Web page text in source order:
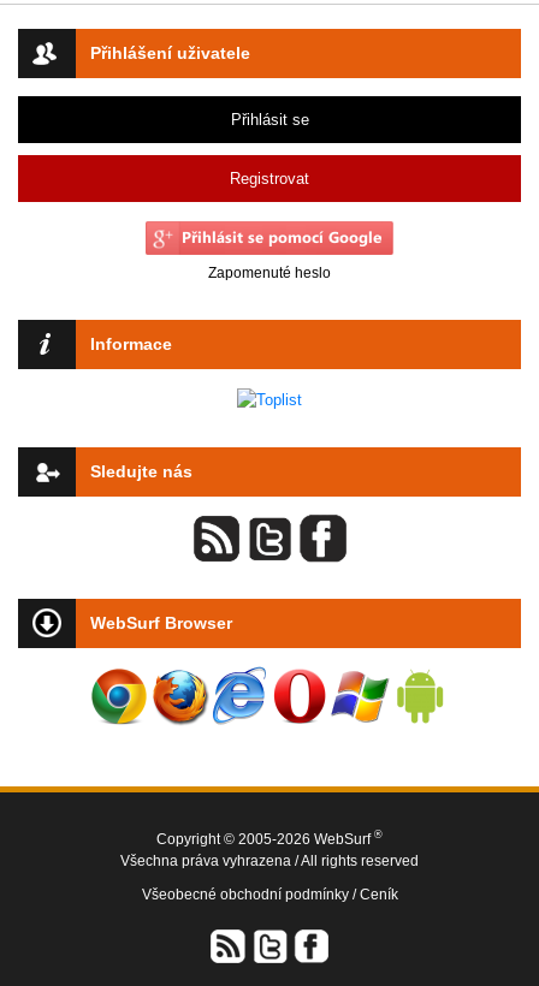
Přihlášení uživatele
Přihlásit se
Registrovat
Zapomenuté heslo
Informace
Sledujte nás
WebSurf Browser
Copyright © 2005-2026 WebSurf ®
Všechna práva vyhrazena / All rights reserved
Všeobecné obchodní podmínky /Ceník